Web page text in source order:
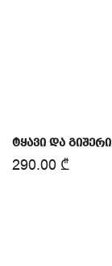
ტყავი და გიშერი
290.00 ₾